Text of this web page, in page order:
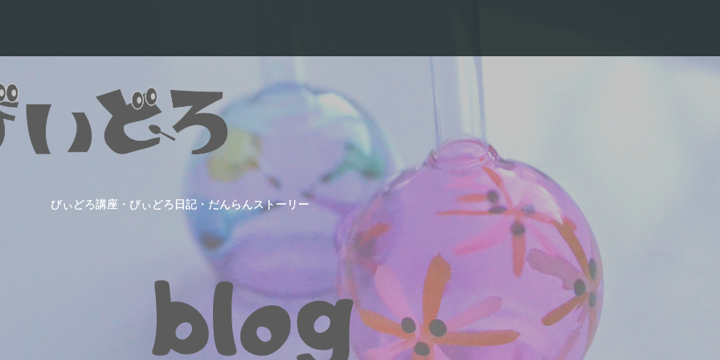
びぃどろ講座・びぃどろ日記・だんらんストーリー